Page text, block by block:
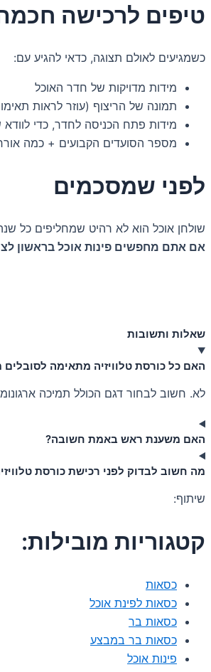
טיפים לרכישה
כשמגיעים לאולם תצוגה, כדאי להגיע עם:
מידות מדויקות של חדר האוכל
תמונה של הריצוף (עוזר לראות
מידות פתח הכניסה לחדר, כדי
מספר הסועדים הקבועים + כמה
לפני שמסכמים
שולחן אוכל הוא לא רהיט שמחליפים כל
אם אתם מחפשים פינות אוכל בראשון לציון, מזנוני
שאלות ותשובות
האם כל כורסת טלוויזיה מתאימה לסובלים
לא. חשוב לבחור דגם הכולל תמיכה
האם משענת ראש באמת חשובה?
מה חשוב לבדוק לפני רכישת כורסת
שיתוף:
קטגוריות מובילות:
כסאות
כסאות לפינת אוכל
כסאות בר
כסאות בר במבצע
פינות אוכל